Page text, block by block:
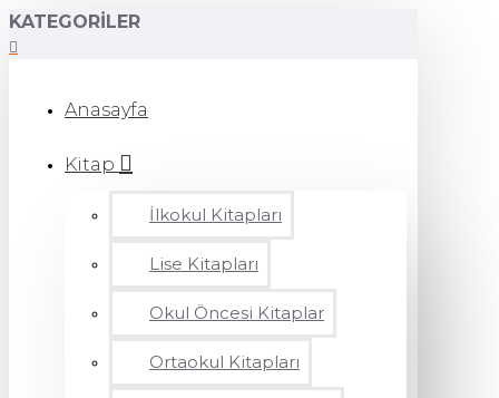
KATEGORILER
Anasayfa
Kitap
İlkokul Kitapları
Lise Kitapları
Okul Öncesi Kitaplar
Ortaokul Kitapları